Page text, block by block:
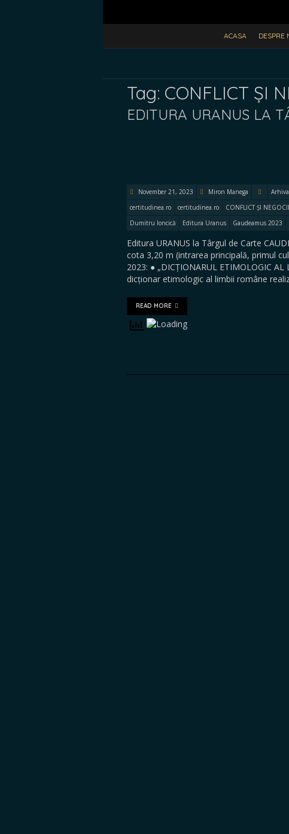
ACASA DESPRE
Tag: CONFLICT ȘI
EDITURA URANUS LA
November 21, 2023 Miron Manega Arhiva
certitudinea.ro
certitudinea.ro CONFLICT ȘI
Dumitru Ioncică
Editura Uranus Gaudeamus 2023
Editura URANUS la Târgul de Carte
cota 3,20 m (intrarea principală, primul
2023: ● „DICȚIONARUL ETIMOLOGIC
dicționar etimologic al limbii române
READ MORE